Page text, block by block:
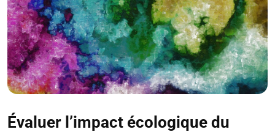
Évaluer l’impact écologique du